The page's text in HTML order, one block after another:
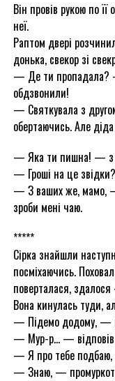
Він провів рукою по
неї.
Раптом двері
донька, свекор зі
— Де ти пропадала?
обдзвонили!
— Святкувала з
обертаючись. Але
— Яка ти пишна! — з
— Гроші на це
— З ваших же, мамо,
зроби мені чаю.
*****
Сірка знайшли
посміхаючись.
поверталася,
Вона кинулась туди,
— Підемо додому, —
— Мур-р… — відповів
— Я про тебе
— Знаю, —